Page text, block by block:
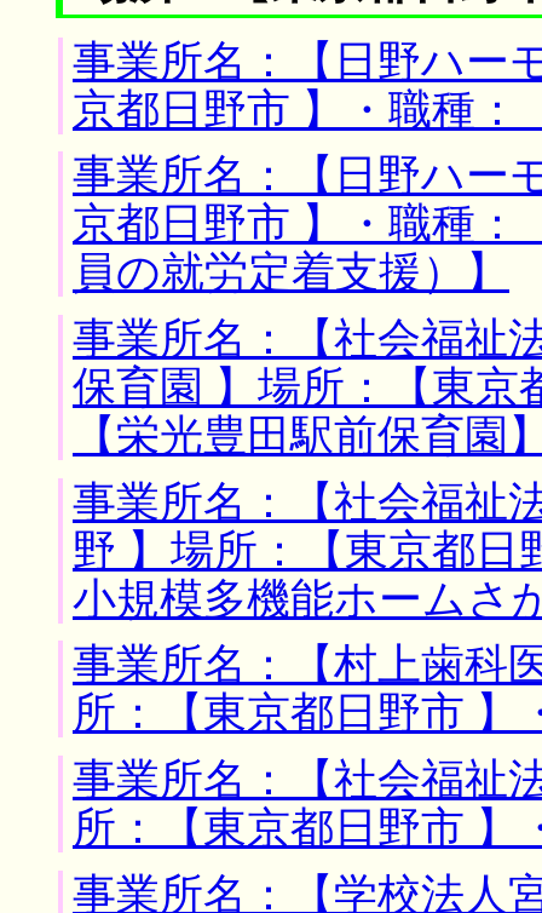
事業所名：【日野ハー
京都日野市 】・職種：
事業所名：【日野ハー
京都日野市 】・職種：
員の就労定着支援）】
事業所名：【社会福
保育園 】場所：【東京
【栄光豊田駅前保育園
事業所名：【社会福
野 】場所：【東京都日
小規模多機能ホームさ
事業所名：【村上歯
所：【東京都日野市 】
事業所名：【社会福
所：【東京都日野市 】
事業所名：【学校法人